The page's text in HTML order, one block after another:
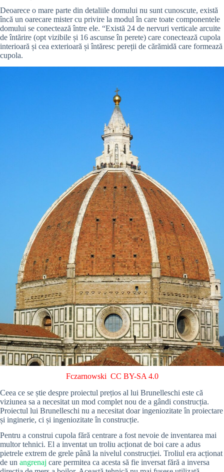
Deoarece o mare parte din detaliile domului nu sunt cunoscute, există
încă un oarecare mister cu privire la modul în care toate componentele
domului se conectează între ele. “Există 24 de nervuri verticale arcuite
de întărire (opt vizibile și 16 ascunse în perete) care conectează cupola
interioară și cea exterioară și întăresc pereții de cărămidă care formează
cupola.
Fczarnowski CC BY-SA 4.0
Ceea ce se știe despre proiectul prețios al lui Brunelleschi este că
viziunea sa a necesitat un mod complet nou de a gândi construcția.
Proiectul lui Brunelleschi nu a necesitat doar ingeniozitate în proiectare
și inginerie, ci și ingeniozitate în construcție.
Pentru a construi cupola fără centrare a fost nevoie de inventarea mai
multor tehnici. El a inventat un troliu acționat de boi care a adus
pietrele extrem de grele până la nivelul construcției. Troliul era acționat
de un angrenaj care permitea ca acesta să fie inversat fără a inversa